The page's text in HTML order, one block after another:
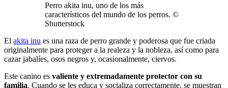
Perro akita inu, uno de los más
característicos del mundo de los perros. ©
Shutterstock
El akita inu es una raza de perro grande y poderosa que fue criada
originalmente para proteger a la realeza y la nobleza, así como para
cazar jabalíes, osos negros y, ocasionalmente, ciervos.
Este canino es valiente y extremadamente protector con su
familia. Cuando se les educa y socializa correctamente, se muestran